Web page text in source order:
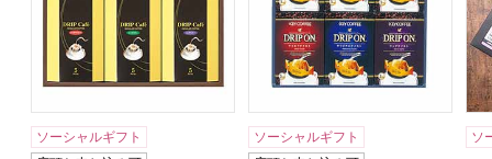
ソーシャルギフト
ソーシャルギフト
ソ